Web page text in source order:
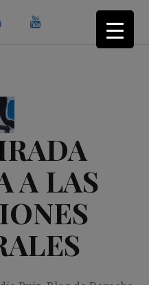
A LAS